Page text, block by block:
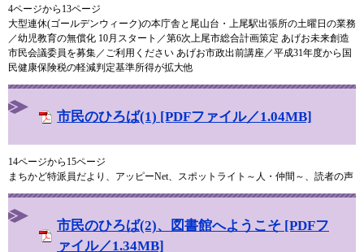
4ページから13ページ
大型連休(ゴールデンウィーク)の本庁舎と尾山台・上尾駅出張所の土曜日の業務
／幼児教育の無償化 10月スタート／第6次上尾市総合計画策定 あげお未来創造
市民会議委員を募集／ご利用ください あげお市政出前講座／平成31年度から国
民健康保険税の軽減判定基準所得が拡大他
市民のひろば(1) [PDFファイル／1.04MB]
14ページから15ページ
まちかど特派員だより、アッピーNet、スポットライト～人・仲間～、読者の声
市民のひろば(2)、図書館へようこそ [PDFフ
ァイル／1.34MB]